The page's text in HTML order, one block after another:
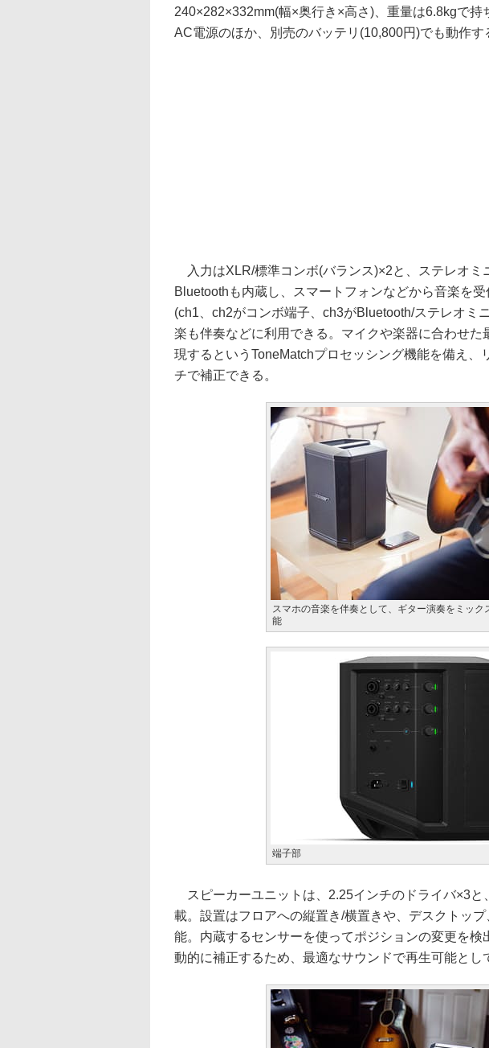
240×282×332mm(幅×奥行き×高さ)、重量は6.8kgで持
AC電源のほか、別売のバッテリ(10,800円)でも動作す
入力はXLR/標準コンボ(バランス)×2と、ステレオミ
Bluetoothも内蔵し、スマートフォンなどから音楽を
(ch1、ch2がコンボ端子、ch3がBluetooth/ステレオミ
楽も伴奏などに利用できる。マイクや楽器に合わせた
現するというToneMatchプロセッシング機能を備え、
チで補正できる。
スマホの音楽を伴奏として、ギター演奏をミック
能
端子部
スピーカーユニットは、2.25インチのドライバ×3と
載。設置はフロアへの縦置き/横置きや、デスクトッ
能。内蔵するセンサーを使ってポジションの変更を検
動的に補正するため、最適なサウンドで再生可能とし